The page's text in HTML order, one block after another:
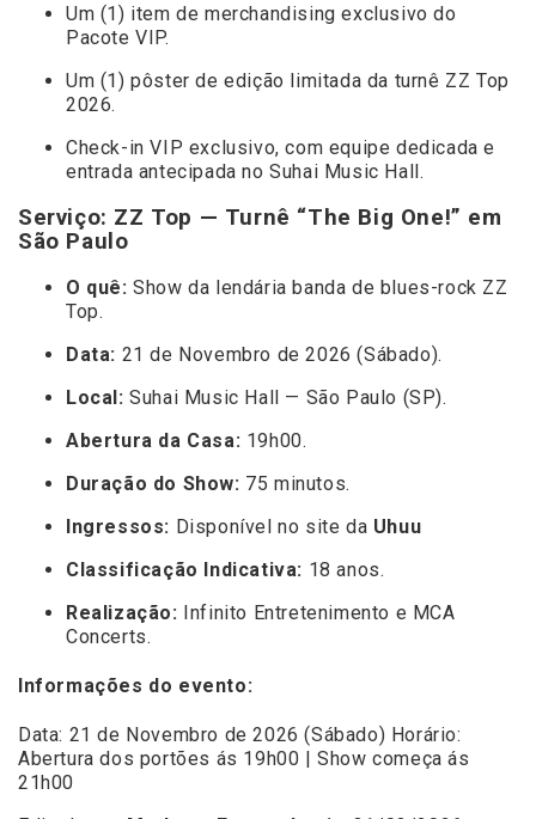
Um (1) item de merchandising exclusivo do
Pacote VIP.
Um (1) pôster de edição limitada da turnê ZZ Top
2026.
Check-in VIP exclusivo, com equipe dedicada e
entrada antecipada no Suhai Music Hall.
Serviço: ZZ Top — Turnê “The Big One!” em
São Paulo
O quê: Show da lendária banda de blues-rock ZZ
Top.
Data: 21 de Novembro de 2026 (Sábado).
Local: Suhai Music Hall — São Paulo (SP).
Abertura da Casa: 19h00.
Duração do Show: 75 minutos.
Ingressos: Disponível no site da Uhuu
Classificação Indicativa: 18 anos.
Realização: Infinito Entretenimento e MCA
Concerts.
Informações do evento:
Data: 21 de Novembro de 2026 (Sábado) Horário:
Abertura dos portões ás 19h00 | Show começa ás
21h00